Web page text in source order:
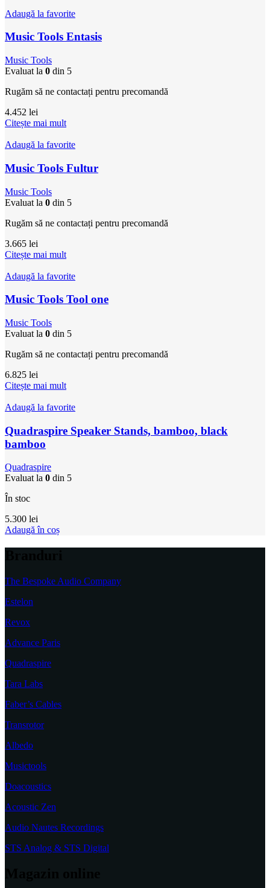
Adaugă la favorite
Music Tools Entasis
Music Tools
Evaluat la 0 din 5
Rugăm să ne contactați pentru precomandă
4.452 lei
Citește mai mult
Adaugă la favorite
Music Tools Fultur
Music Tools
Evaluat la 0 din 5
Rugăm să ne contactați pentru precomandă
3.665 lei
Citește mai mult
Adaugă la favorite
Music Tools Tool one
Music Tools
Evaluat la 0 din 5
Rugăm să ne contactați pentru precomandă
6.825 lei
Citește mai mult
Adaugă la favorite
Quadraspire Speaker Stands, bamboo, black
bamboo
Quadraspire
Evaluat la 0 din 5
În stoc
5.300 lei
Adaugă în coș
The Bespoke Audio Company
Estelon
Revox
Advance Paris
Quadraspire
Tara Labs
Faber’s Cables
Transrotor
Albedo
Musictools
Doacoustics
Acoustic Zen
Audio Nautes Recordings
STS Analog & STS Digital